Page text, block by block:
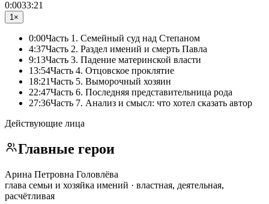
0:0033:21
1×
0:00Часть 1. Семейный суд над Степаном
4:37Часть 2. Раздел имений и смерть Павла
9:13Часть 3. Падение материнской власти
13:54Часть 4. Отцовское проклятие
18:21Часть 5. Выморочный хозяин
22:47Часть 6. Последняя представительница рода
27:36Часть 7. Анализ и смысл: что хотел сказать автор
Действующие лица
Главные герои
Арина Петровна Головлёва
глава семьи и хозяйка имений · властная, деятельная,
расчётливая